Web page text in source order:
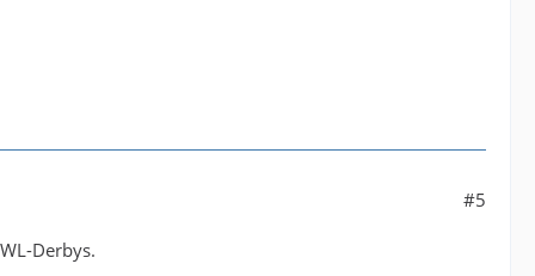
#5
Derbys.